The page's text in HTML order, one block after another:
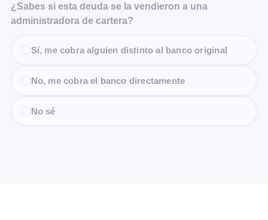
¿Sabes si esta deuda se la vendieron a una
administradora de cartera?
Sí, me cobra alguien distinto al banco original
No, me cobra el banco directamente
No sé